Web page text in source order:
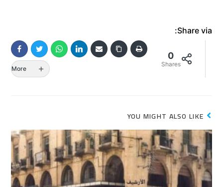
Share via:
0
Shares
More
YOU MIGHT ALSO LIKE